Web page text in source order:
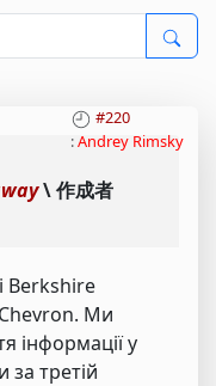
#220
:Andrey Rimsky
\ 作成者
Berkshire
Ми
інформації у
за третій